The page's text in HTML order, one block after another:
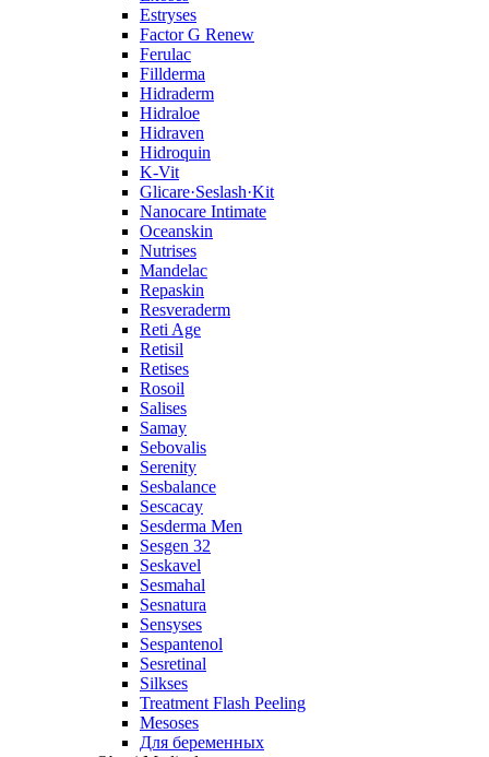
Estryses
Factor G Renew
Ferulac
Fillderma
Hidraderm
Hidraloe
Hidraven
Hidroquin
K-Vit
Glicare·Seslash·Kit
Nanocare Intimate
Oceanskin
Nutrises
Mandelac
Repaskin
Resveraderm
Reti Age
Retisil
Retises
Rosoil
Salises
Samay
Sebovalis
Serenity
Sesbalance
Sescacay
Sesderma Men
Sesgen 32
Seskavel
Sesmahal
Sesnatura
Sensyses
Sespantenol
Sesretinal
Silkses
Treatment Flash Peeling
Mesoses
Для беременных